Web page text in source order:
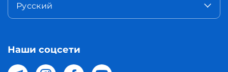
Русский
Наши соцсети